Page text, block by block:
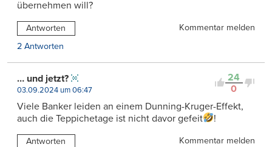
übernehmen will?
Antworten
Kommentar melden
2 Antworten
24
0
… und jetzt?
03.09.2024 um 06:47
Viele Banker leiden an einem Dunning-Kruger-Effekt,
auch die Teppichetage ist nicht davor gefeit
!
Antworten Kommentar melden